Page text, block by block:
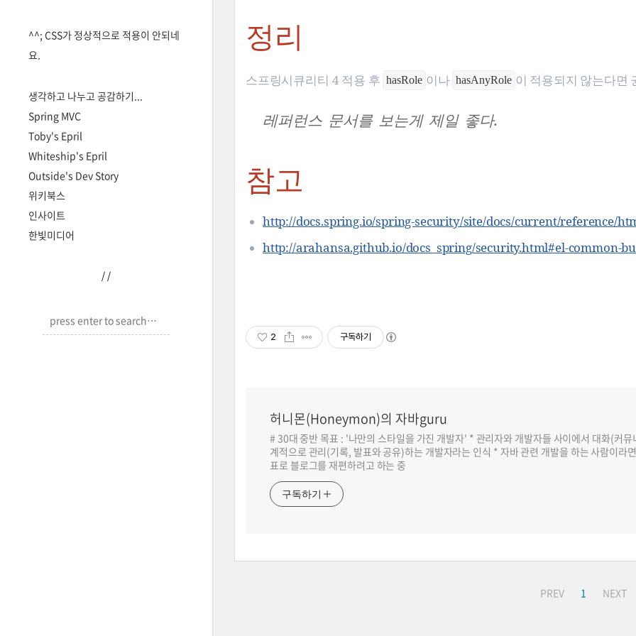
^^; CSS가 정상적으로 적용이 안되네
요.
생각하고 나누고 공감하기...
Spring MVC
Toby's Epril
Whiteship's Epril
Outside's Dev Story
위키북스
인사이트
한빛미디어
/ /
정리
스프링시큐리티 4 적용 후 hasRole 이나 hasAnyRole 이 적용되지 않는다면
레퍼런스 문서를 보는게 제일 좋다.
참고
http://docs.spring.io/spring-security/site/docs/current/reference/
http://arahansa.github.io/docs_spring/security.html#el-common-
2 구독하기
허니몬(Honeymon)의 자바guru
# 30대 중반 목표 : '나만의 스타일을 가진 개발자' * 관리자와 개발자들 사이에서 대화(커
계적으로 관리(기록, 발표와 공유)하는 개발자라는 인식 * 자바 관련 개발을 하는 사람이라
표로 블로그를 재편하려고 하는 중
구독하기
PREV 1 NEXT